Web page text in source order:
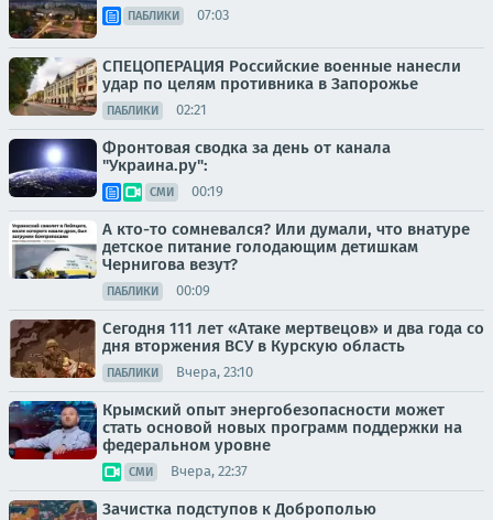
ПАБЛИКИ 07:03
СПЕЦОПЕРАЦИЯ Российские военные нанесли
удар по целям противника в Запорожье
ПАБЛИКИ 02:21
Фронтовая сводка за день от канала
"Украина.ру":
СМИ 00:19
А кто-то сомневался? Или думали, что внатуре
детское питание голодающим детишкам
Чернигова везут?
ПАБЛИКИ 00:09
Сегодня 111 лет «Атаке мертвецов» и два года со
дня вторжения ВСУ в Курскую область
ПАБЛИКИ Вчера, 23:10
Крымский опыт энергобезопасности может
стать основой новых программ поддержки на
федеральном уровне
СМИ Вчера, 22:37
Зачистка подступов к Доброполью